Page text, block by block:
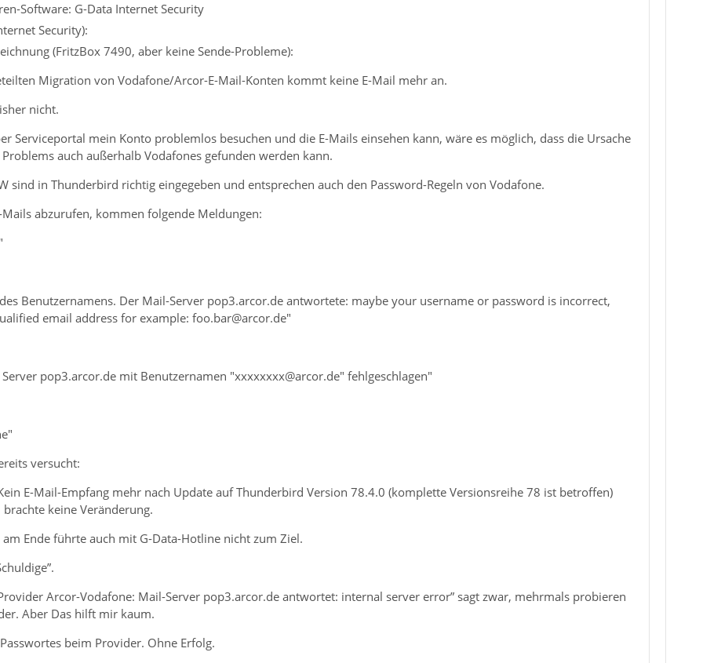
Software: G-Data Internet Security
Security):
(FritzBox 7490, aber keine Sende-Probleme):
Migration von Vodafone/Arcor-E-Mail-Konten kommt keine E-Mail mehr an.
nicht.
Serviceportal mein Konto problemlos besuchen und die E-Mails einsehen kann, wäre es möglich, dass die Ursache
auch außerhalb Vodafones gefunden werden kann.
sind in Thunderbird richtig eingegeben und entsprechen auch den Password-Regeln von Vodafone.
Mails abzurufen, kommen folgende Meldungen:
Benutzernamens. Der Mail-Server pop3.arcor.de antwortete: maybe your username or password is incorrect,
email address for example: foo.bar@arcor.de"
pop3.arcor.de mit Benutzernamen "xxxxxxxx@arcor.de" fehlgeschlagen"
versucht:
E-Mail-Empfang mehr nach Update auf Thunderbird Version 78.4.0 (komplette Versionsreihe 78 ist betroffen)
keine Veränderung.
Ende führte auch mit G-Data-Hotline nicht zum Ziel.
Arcor-Vodafone: Mail-Server pop3.arcor.de antwortet: internal server error” sagt zwar, mehrmals probieren
Aber Das hilft mir kaum.
beim Provider. Ohne Erfolg.